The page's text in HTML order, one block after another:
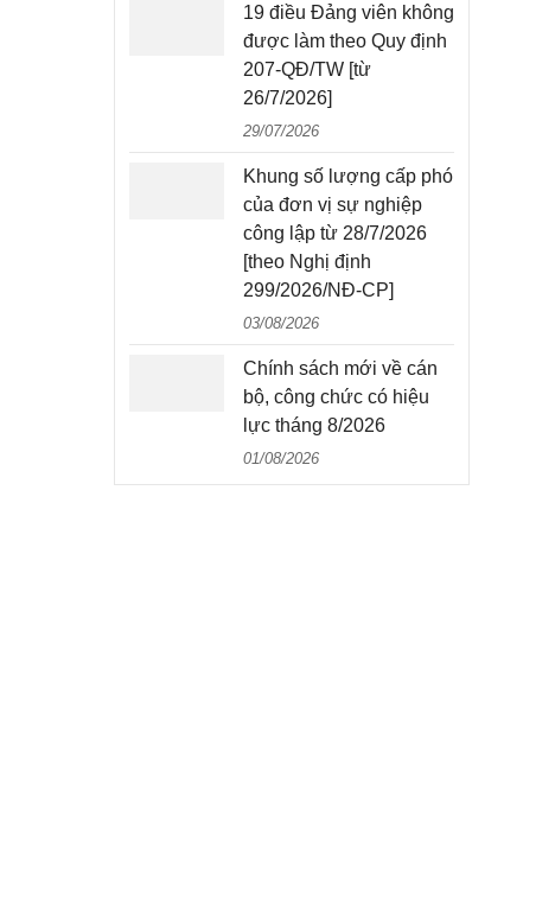
19 điều Đảng viên không
được làm theo Quy định
207-QĐ/TW [từ
26/7/2026]
29/07/2026
Khung số lượng cấp phó
của đơn vị sự nghiệp
công lập từ 28/7/2026
[theo Nghị định
299/2026/NĐ-CP]
03/08/2026
Chính sách mới về cán
bộ, công chức có hiệu
lực tháng 8/2026
01/08/2026